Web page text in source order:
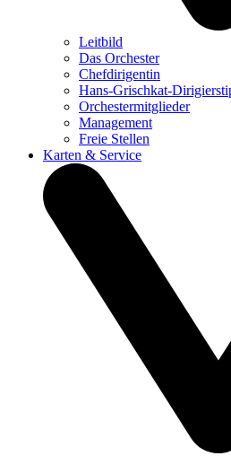
Leitbild
Das Orchester
Chefdirigentin
Hans-Grischkat-
Orchestermitglieder
Management
Freie Stellen
Karten & Service